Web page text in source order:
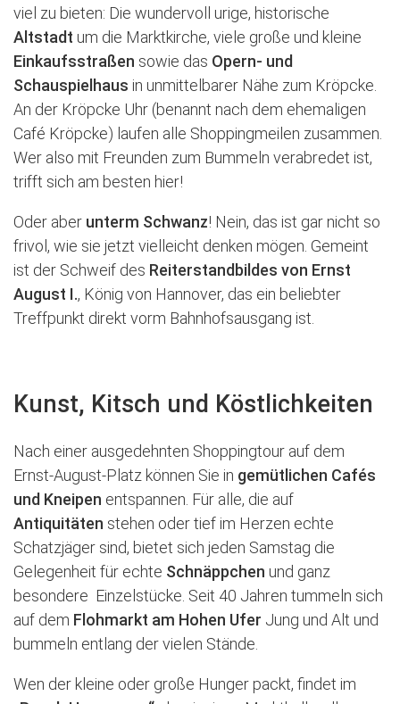
viel zu bieten: Die wundervoll urige, historische
Altstadt um die Marktkirche, viele große und kleine
Einkaufsstraßen sowie das Opern- und
Schauspielhaus in unmittelbarer Nähe zum Kröpcke.
An der Kröpcke Uhr (benannt nach dem ehemaligen
Café Kröpcke) laufen alle Shoppingmeilen zusammen.
Wer also mit Freunden zum Bummeln verabredet ist,
trifft sich am besten hier!
Oder aber unterm Schwanz! Nein, das ist gar nicht so
frivol, wie sie jetzt vielleicht denken mögen. Gemeint
ist der Schweif des Reiterstandbildes von Ernst
August I., König von Hannover, das ein beliebter
Treffpunkt direkt vorm Bahnhofsausgang ist.
Kunst, Kitsch und Köstlichkeiten
Nach einer ausgedehnten Shoppingtour auf dem
Ernst-August-Platz können Sie in gemütlichen Cafés
und Kneipen entspannen. Für alle, die auf
Antiquitäten stehen oder tief im Herzen echte
Schatzjäger sind, bietet sich jeden Samstag die
Gelegenheit für echte Schnäppchen und ganz
besondere Einzelstücke. Seit 40 Jahren tummeln sich
auf dem Flohmarkt am Hohen Ufer Jung und Alt und
bummeln entlang der vielen Stände.
Wen der kleine oder große Hunger packt, findet im